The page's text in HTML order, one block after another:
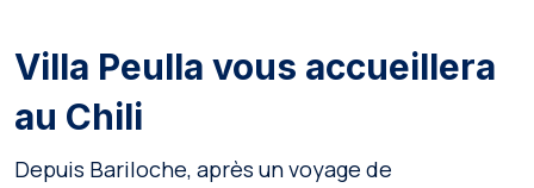
Villa Peulla vous accueillera
au Chili
Depuis Bariloche, après un voyage de